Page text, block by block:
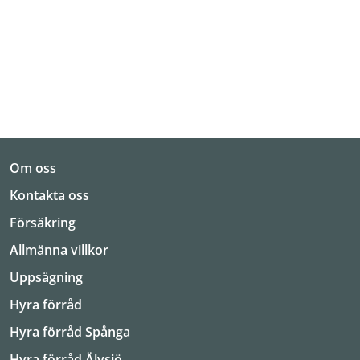
Om oss
Kontakta oss
Försäkring
Allmänna villkor
Uppsägning
Hyra förråd
Hyra förråd Spånga